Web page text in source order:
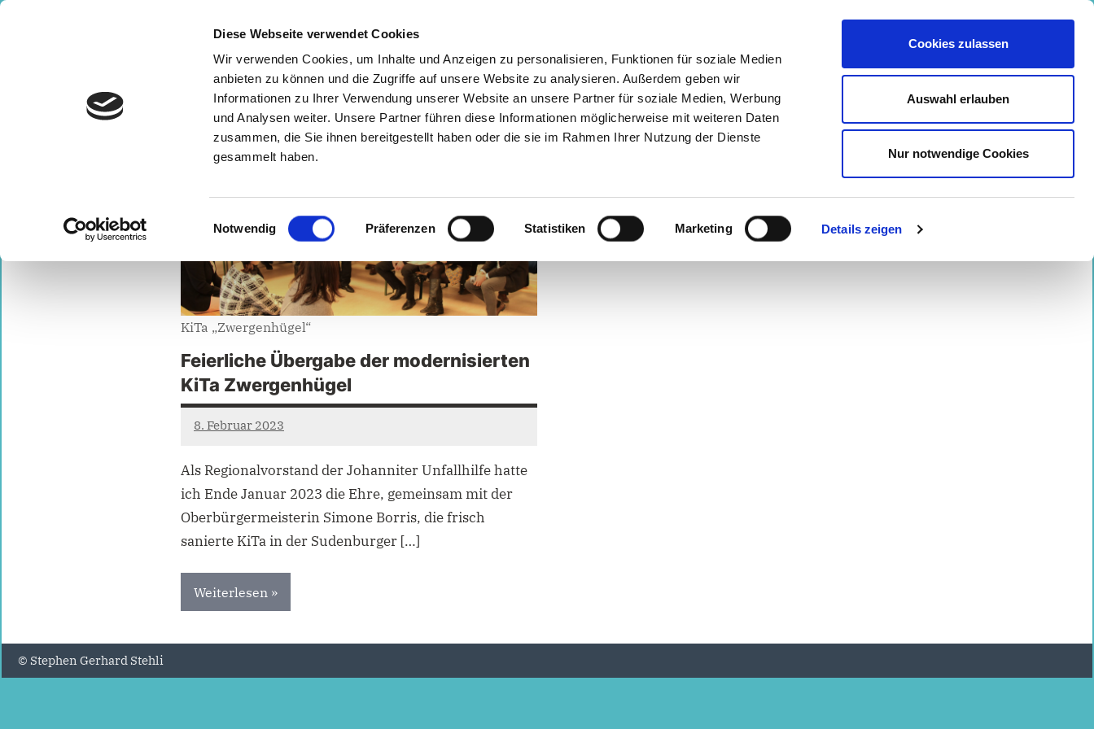
Diese Webseite verwendet Cookies
Wir verwenden Cookies, um Inhalte und Anzeigen zu personalisieren, Funktionen für soziale Medien
anbieten zu können und die Zugriffe auf unsere Website zu analysieren. Außerdem geben wir
Informationen zu Ihrer Verwendung unserer Website an unsere Partner für soziale Medien, Werbung
und Analysen weiter. Unsere Partner führen diese Informationen möglicherweise mit weiteren Daten
zusammen, die Sie ihnen bereitgestellt haben oder die sie im Rahmen Ihrer Nutzung der Dienste
gesammelt haben.
Einwilligungsauswahl
Notwendig Präferenzen Statistiken Marketing Details zeigen
Cookies zulassen
Auswahl erlauben
Nur notwendige Cookies
⠀Stephen Gerhard Stehli ⠀
⠀ ⠀ Abgeordneter für den Wahlkreis 10 Magdeburg Nord
Facebook
LANDTAGSWAHL 2021 VOR ORT FÜR NORD ÜBER MICH MEIN WAHLKREIS KONTAKT PRESSE IMPRESSUM
Schlagwort:
KiTa „Zwergenhügel“
Feierliche Übergabe der modernisierten
KiTa Zwergenhügel
8. Februar 2023
Stephen
Stehli
Als Regionalvorstand der Johanniter Unfallhilfe hatte
ich Ende Januar 2023 die Ehre, gemeinsam mit der
Oberbürgermeisterin Simone Borris, die frisch
sanierte KiTa in der Sudenburger […]
Weiterlesen
Neuigkeiten
© Stephen Gerhard Stehli